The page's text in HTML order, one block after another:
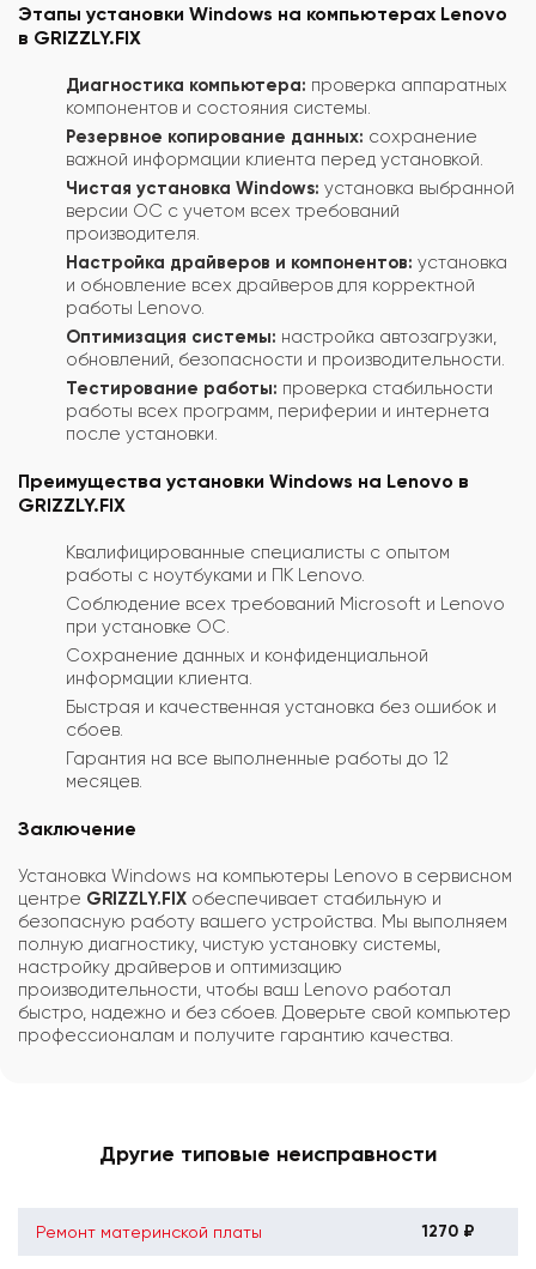
Этапы установки Windows на компьютерах Lenovo
в GRIZZLY.FIX
Диагностика компьютера: проверка аппаратных
компонентов и состояния системы.
Резервное копирование данных: сохранение
важной информации клиента перед установкой.
Чистая установка Windows: установка выбранной
версии ОС с учетом всех требований
производителя.
Настройка драйверов и компонентов: установка
и обновление всех драйверов для корректной
работы Lenovo.
Оптимизация системы: настройка автозагрузки,
обновлений, безопасности и производительности.
Тестирование работы: проверка стабильности
работы всех программ, периферии и интернета
после установки.
Преимущества установки Windows на Lenovo в
GRIZZLY.FIX
Квалифицированные специалисты с опытом
работы с ноутбуками и ПК Lenovo.
Соблюдение всех требований Microsoft и Lenovo
при установке ОС.
Сохранение данных и конфиденциальной
информации клиента.
Быстрая и качественная установка без ошибок и
сбоев.
Гарантия на все выполненные работы до 12
месяцев.
Заключение
Установка Windows на компьютеры Lenovo в сервисном
центре GRIZZLY.FIX обеспечивает стабильную и
безопасную работу вашего устройства. Мы выполняем
полную диагностику, чистую установку системы,
настройку драйверов и оптимизацию
производительности, чтобы ваш Lenovo работал
быстро, надежно и без сбоев. Доверьте свой компьютер
профессионалам и получите гарантию качества.
Другие типовые неисправности
Ремонт материнской платы 1270 ₽